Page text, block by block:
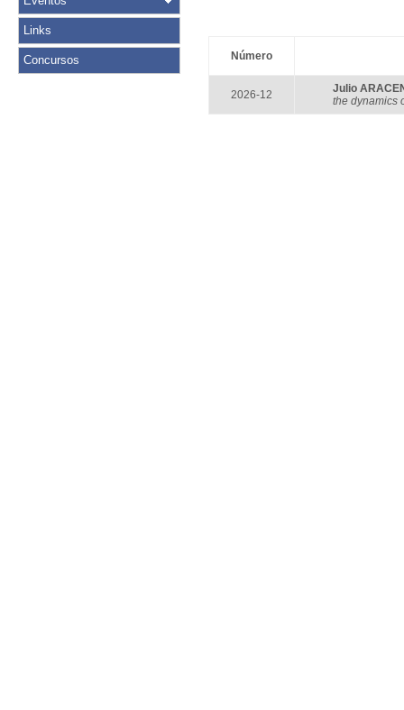
Links
Concursos Número
2026-12
Julio
the dynamics